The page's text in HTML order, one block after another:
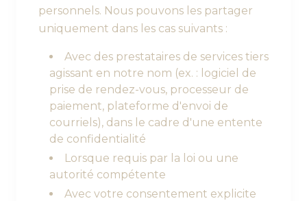
personnels. Nous pouvons les partager
uniquement dans les cas suivants :
Avec des prestataires de services tiers
agissant en notre nom (ex. : logiciel de
prise de rendez-vous, processeur de
paiement, plateforme d'envoi de
courriels), dans le cadre d'une entente
de confidentialité
Lorsque requis par la loi ou une
autorité compétente
Avec votre consentement explicite